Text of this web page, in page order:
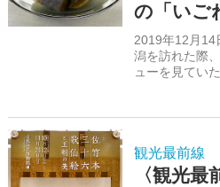
の「いご
2019年12月
潟を訪れた際
ューを見てい
観光最前線
〈観光